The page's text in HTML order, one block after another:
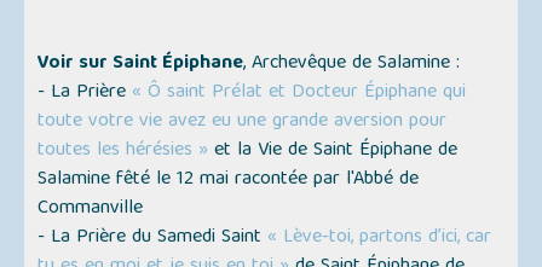
Voir sur Saint Épiphane, Archevêque de Salamine :
- La Prière « Ô saint Prélat et Docteur Épiphane qui
toute votre vie avez eu une grande aversion pour
toutes les hérésies » et la Vie de Saint Épiphane de
Salamine fêté le 12 mai racontée par l'Abbé de
Commanville
- La Prière du Samedi Saint « Lève-toi, partons d’ici, car